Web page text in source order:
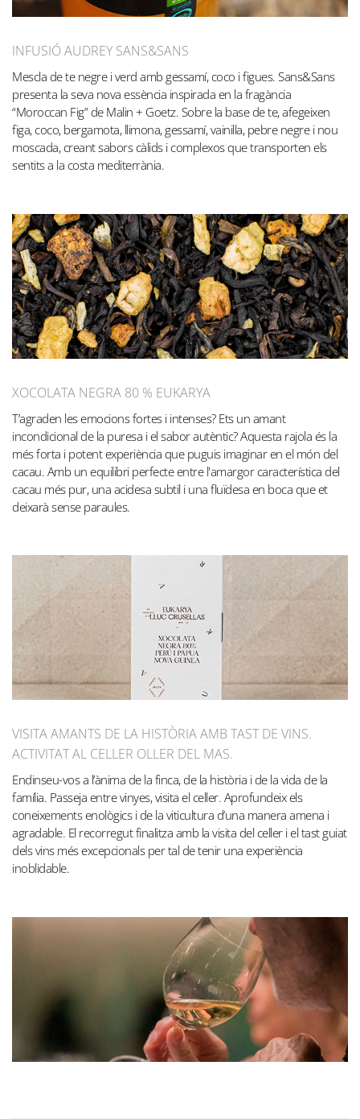
INFUSIÓ AUDREY SANS&SANS
Mescla de te negre i verd amb gessamí, coco i figues. Sans&Sans
presenta la seva nova essència inspirada en la fragància
“Moroccan Fig” de Malin + Goetz. Sobre la base de te, afegeixen
figa, coco, bergamota, llimona, gessamí, vainilla, pebre negre i nou
moscada, creant sabors càlids i complexos que transporten els
sentits a la costa mediterrània.
XOCOLATA NEGRA 80 % EUKARYA
T’agraden les emocions fortes i intenses? Ets un amant
incondicional de la puresa i el sabor autèntic? Aquesta rajola és la
més forta i potent experiència que puguis imaginar en el món del
cacau. Amb un equilibri perfecte entre l'amargor característica del
cacau més pur, una acidesa subtil i una fluïdesa en boca que et
deixarà sense paraules.
VISITA AMANTS DE LA HISTÒRIA AMB TAST DE VINS.
ACTIVITAT AL CELLER OLLER DEL MAS.
Endinseu-vos a l’ànima de la finca, de la història i de la vida de la
família. Passeja entre vinyes, visita el celler. Aprofundeix els
coneixements enològics i de la viticultura d’una manera amena i
agradable. El recorregut finalitza amb la visita del celler i el tast guiat
dels vins més excepcionals per tal de tenir una experiència
inoblidable.